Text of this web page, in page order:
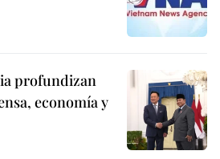
profundizan
economía y